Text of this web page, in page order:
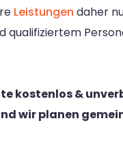
Leistungen daher
qualifiziertem
kostenlos &
wir planen